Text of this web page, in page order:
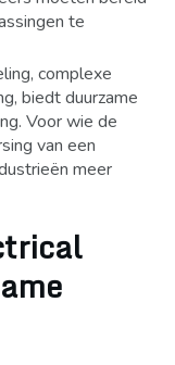
te
complexe
biedt duurzame
Voor wie de
van een
meer